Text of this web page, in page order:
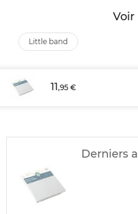
Voir
little band
11,95 €
Derniers